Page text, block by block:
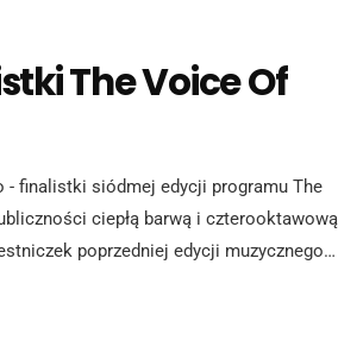
The Voice Of
- finalistki siódmej edycji programu The
ciepłą barwą i czterooktawową
poprzedniej edycji muzycznego
podopieczna drużyny Tomsona i